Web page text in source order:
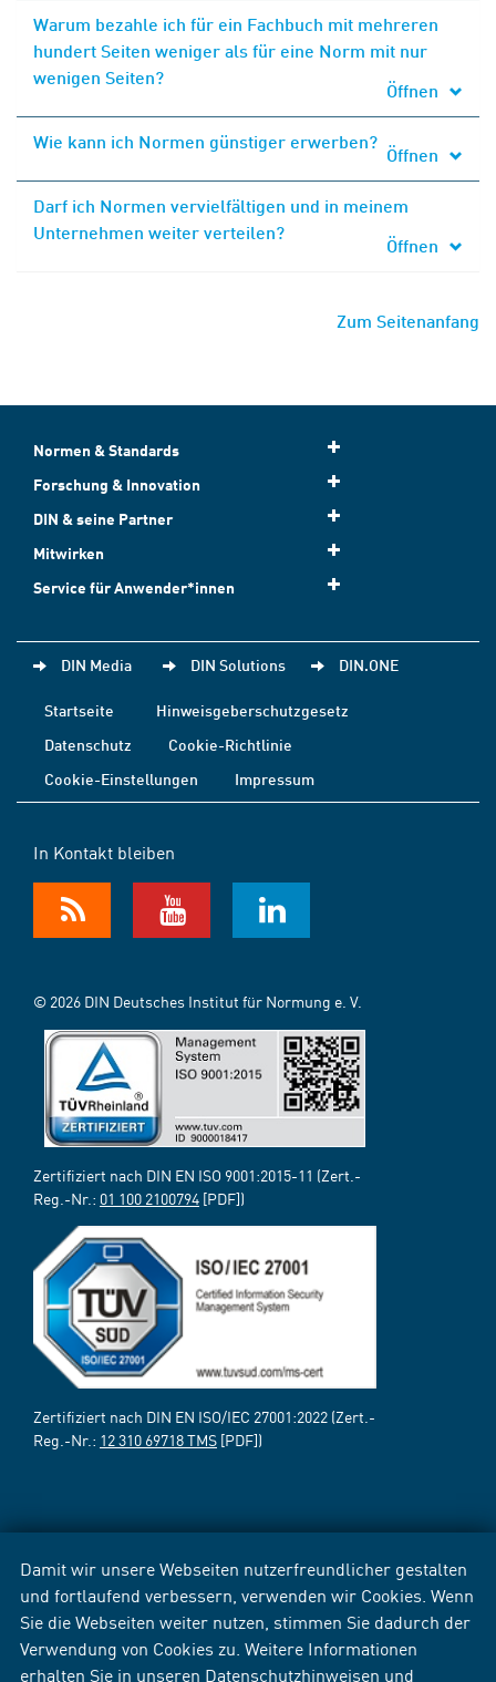
Damit wir unsere Webseiten nutzerfreundlicher gestalten
und fortlaufend verbessern, verwenden wir Cookies. Wenn
Sie die Webseiten weiter nutzen, stimmen Sie dadurch der
Verwendung von Cookies zu. Weitere Informationen
erhalten Sie in unseren Datenschutzhinweisen und
Warum bezahle ich für ein Fachbuch mit mehreren
hundert Seiten weniger als für eine Norm mit nur
wenigen Seiten?
Öffnen
Wie kann ich Normen günstiger erwerben?
Öffnen
Darf ich Normen vervielfältigen und in meinem
Unternehmen weiter verteilen?
Öffnen
Zum Seitenanfang
Normen & Standards
Forschung & Innovation
DIN & seine Partner
Mitwirken
Service für Anwender*innen
DIN Media DIN Solutions DIN.ONE
Startseite
Hinweisgeberschutzgesetz
Datenschutz
Cookie-Richtlinie
Cookie-Einstellungen
Impressum
In Kontakt bleiben
© 2026 DIN Deutsches Institut für Normung e. V.
Zertifiziert nach DIN EN ISO 9001:2015-11 (Zert.-
Reg.-Nr.: 01 100 2100794 [PDF])
Zertifiziert nach DIN EN ISO/IEC 27001:2022 (Zert.-
Reg.-Nr.: 12 310 69718 TMS [PDF])